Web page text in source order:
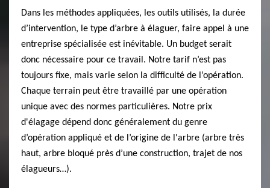
Dans les méthodes appliquées, les outils utilisés, la durée
d’intervention, le type d’arbre à élaguer, faire appel à une
entreprise spécialisée est inévitable. Un budget serait
donc nécessaire pour ce travail. Notre tarif n’est pas
toujours fixe, mais varie selon la difficulté de l’opération.
Chaque terrain peut être travaillé par une opération
unique avec des normes particulières. Notre prix
d'élagage dépend donc généralement du genre
d’opération appliqué et de l’origine de l'arbre (arbre très
haut, arbre bloqué près d’une construction, trajet de nos
élagueurs…).